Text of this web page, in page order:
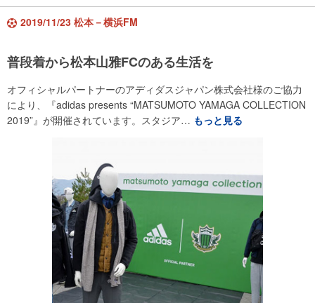
2019/11/23 松本－横浜FM
普段着から松本山雅FCのある生活を
オフィシャルパートナーのアディダスジャパン株式会社様のご協力
により、『adidas presents “MATSUMOTO YAMAGA COLLECTION
2019”』が開催されています。スタジア… もっと見る